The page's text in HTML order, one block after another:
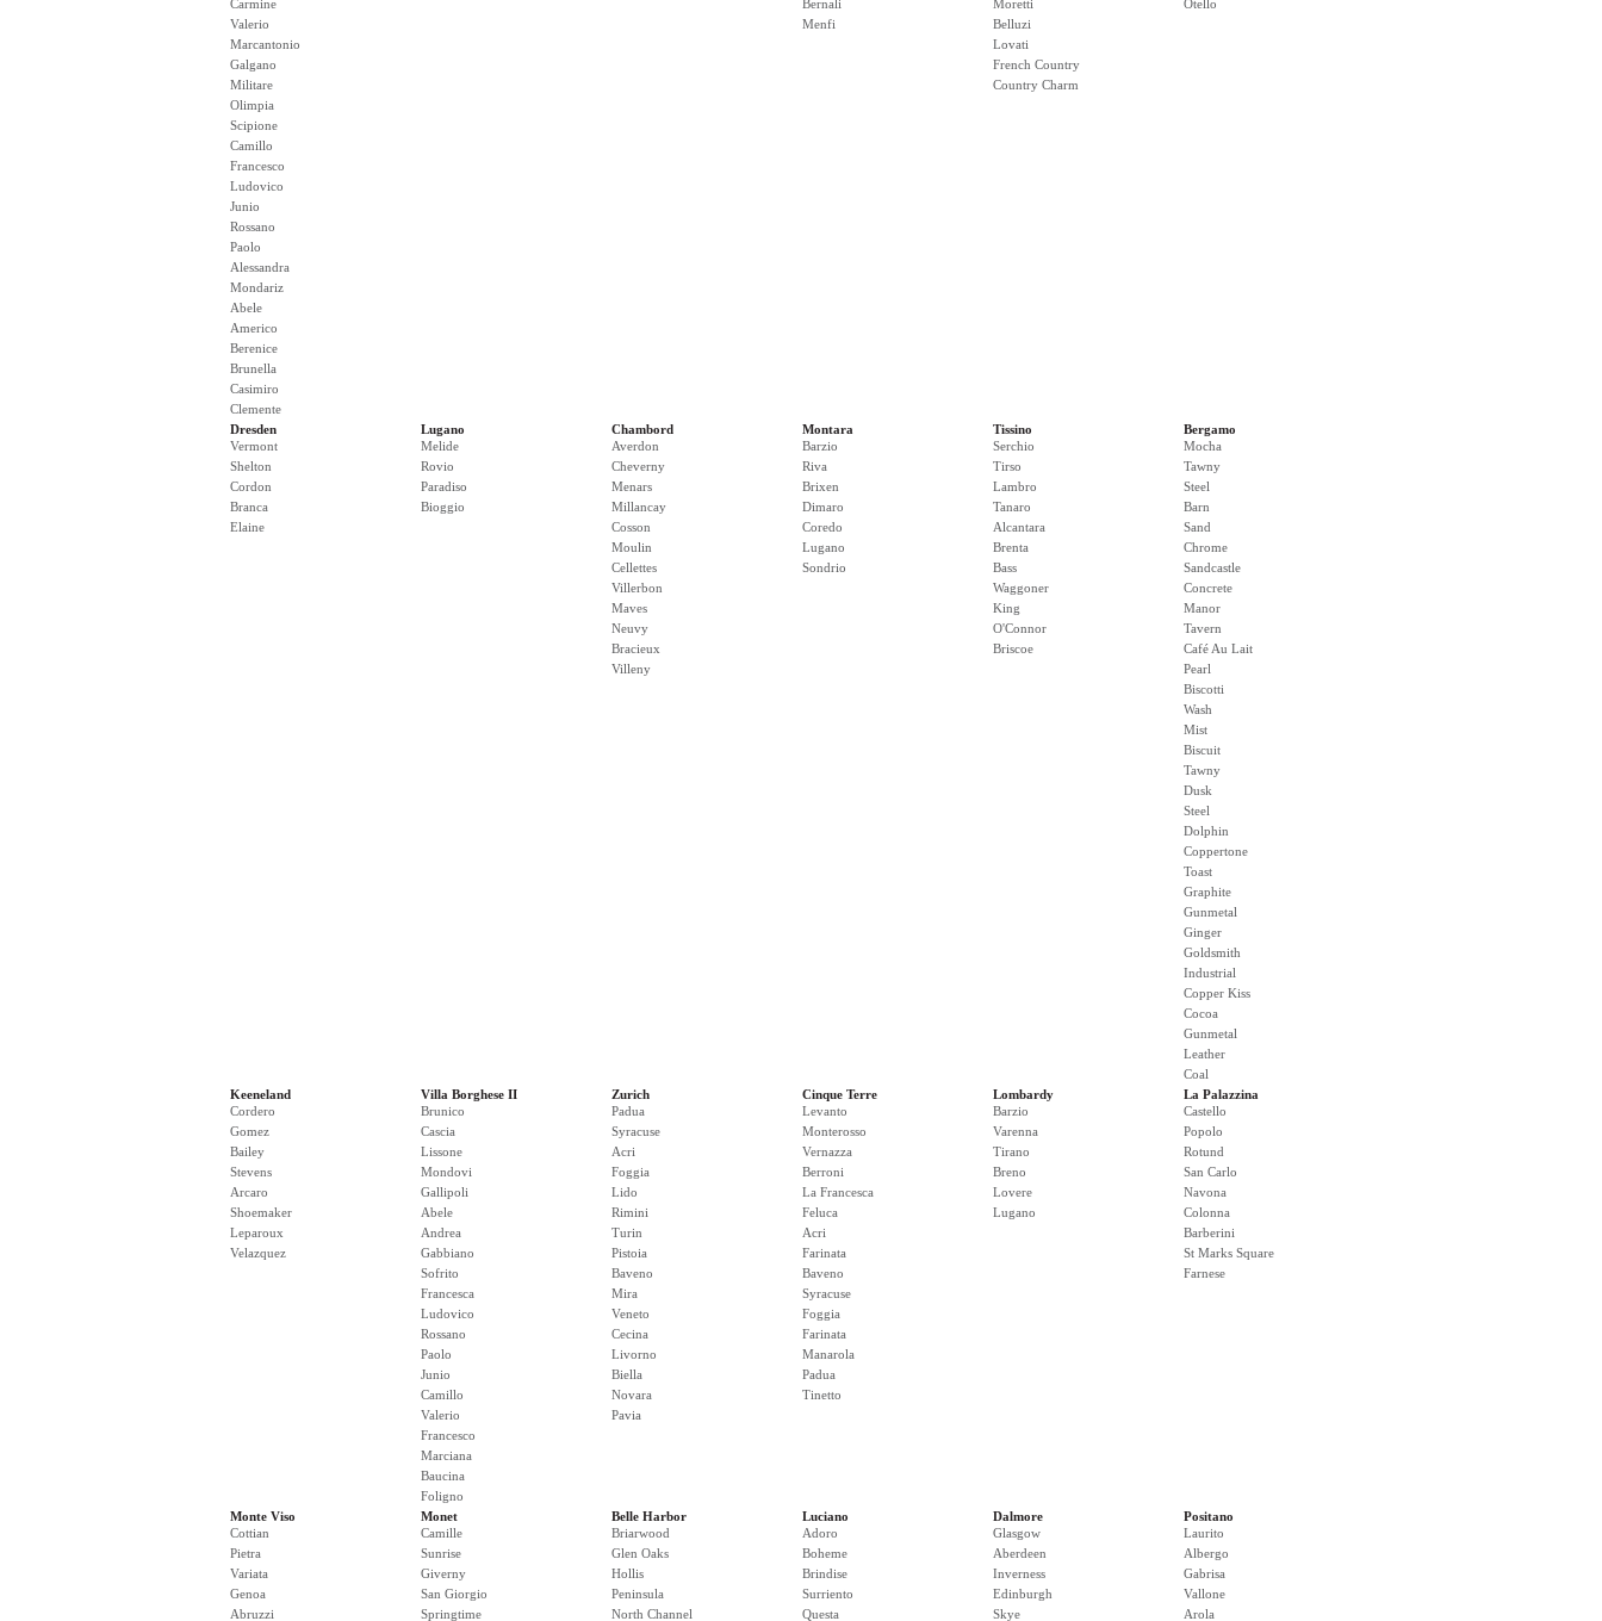
Carmine
Valerio
Marcantonio
Galgano
Militare
Olimpia
Scipione
Camillo
Francesco
Ludovico
Junio
Rossano
Paolo
Alessandra
Mondariz
Abele
Americo
Berenice
Brunella
Casimiro
Clemente
Bernali
Menfi
Moretti
Belluzi
Lovati
French Country
Country Charm
Otello
Dresden
Vermont
Shelton
Cordon
Branca
Elaine
Lugano
Melide
Rovio
Paradiso
Bioggio
Chambord
Averdon
Cheverny
Menars
Millancay
Cosson
Moulin
Cellettes
Villerbon
Maves
Neuvy
Bracieux
Villeny
Montara
Barzio
Riva
Brixen
Dimaro
Coredo
Lugano
Sondrio
Tissino
Serchio
Tirso
Lambro
Tanaro
Alcantara
Brenta
Bass
Waggoner
King
O'Connor
Briscoe
Bergamo
Mocha
Tawny
Steel
Barn
Sand
Chrome
Sandcastle
Concrete
Manor
Tavern
Café Au Lait
Pearl
Biscotti
Wash
Mist
Biscuit
Tawny
Dusk
Steel
Dolphin
Coppertone
Toast
Graphite
Gunmetal
Ginger
Goldsmith
Industrial
Copper Kiss
Cocoa
Gunmetal
Leather
Coal
Keeneland
Cordero
Gomez
Bailey
Stevens
Arcaro
Shoemaker
Leparoux
Velazquez
Villa Borghese II
Brunico
Cascia
Lissone
Mondovi
Gallipoli
Abele
Andrea
Gabbiano
Sofrito
Francesca
Ludovico
Rossano
Paolo
Junio
Camillo
Valerio
Francesco
Marciana
Baucina
Foligno
Zurich
Padua
Syracuse
Acri
Foggia
Lido
Rimini
Turin
Pistoia
Baveno
Mira
Veneto
Cecina
Livorno
Biella
Novara
Pavia
Cinque Terre
Levanto
Monterosso
Vernazza
Berroni
La Francesca
Feluca
Acri
Farinata
Baveno
Syracuse
Foggia
Farinata
Manarola
Padua
Tinetto
Lombardy
Barzio
Varenna
Tirano
Breno
Lovere
Lugano
La Palazzina
Castello
Popolo
Rotund
San Carlo
Navona
Colonna
Barberini
St Marks Square
Farnese
Monte Viso
Cottian
Pietra
Variata
Genoa
Abruzzi
Monet
Camille
Sunrise
Giverny
San Giorgio
Springtime
Belle Harbor
Briarwood
Glen Oaks
Hollis
Peninsula
North Channel
Luciano
Adoro
Boheme
Brindise
Surriento
Questa
Dalmore
Glasgow
Aberdeen
Inverness
Edinburgh
Skye
Positano
Laurito
Albergo
Gabrisa
Vallone
Arola